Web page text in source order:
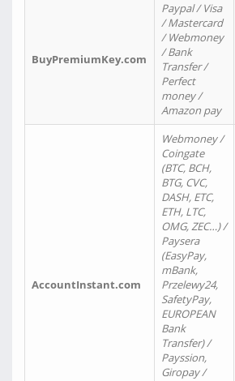
BuyPremiumKey.com
Paypal / Visa
/ Mastercard
/ Webmoney
/ Bank
Transfer /
Perfect
money /
Amazon pay
AccountInstant.com
Webmoney /
Coingate
(BTC, BCH,
BTG, CVC,
DASH, ETC,
ETH, LTC,
OMG, ZEC…) /
Paysera
(EasyPay,
mBank,
Przelewy24,
SafetyPay,
EUROPEAN
Bank
Transfer) /
Payssion,
Giropay /